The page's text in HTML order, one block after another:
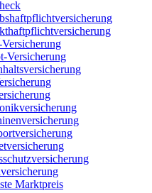
Versicherung
Marktpreis